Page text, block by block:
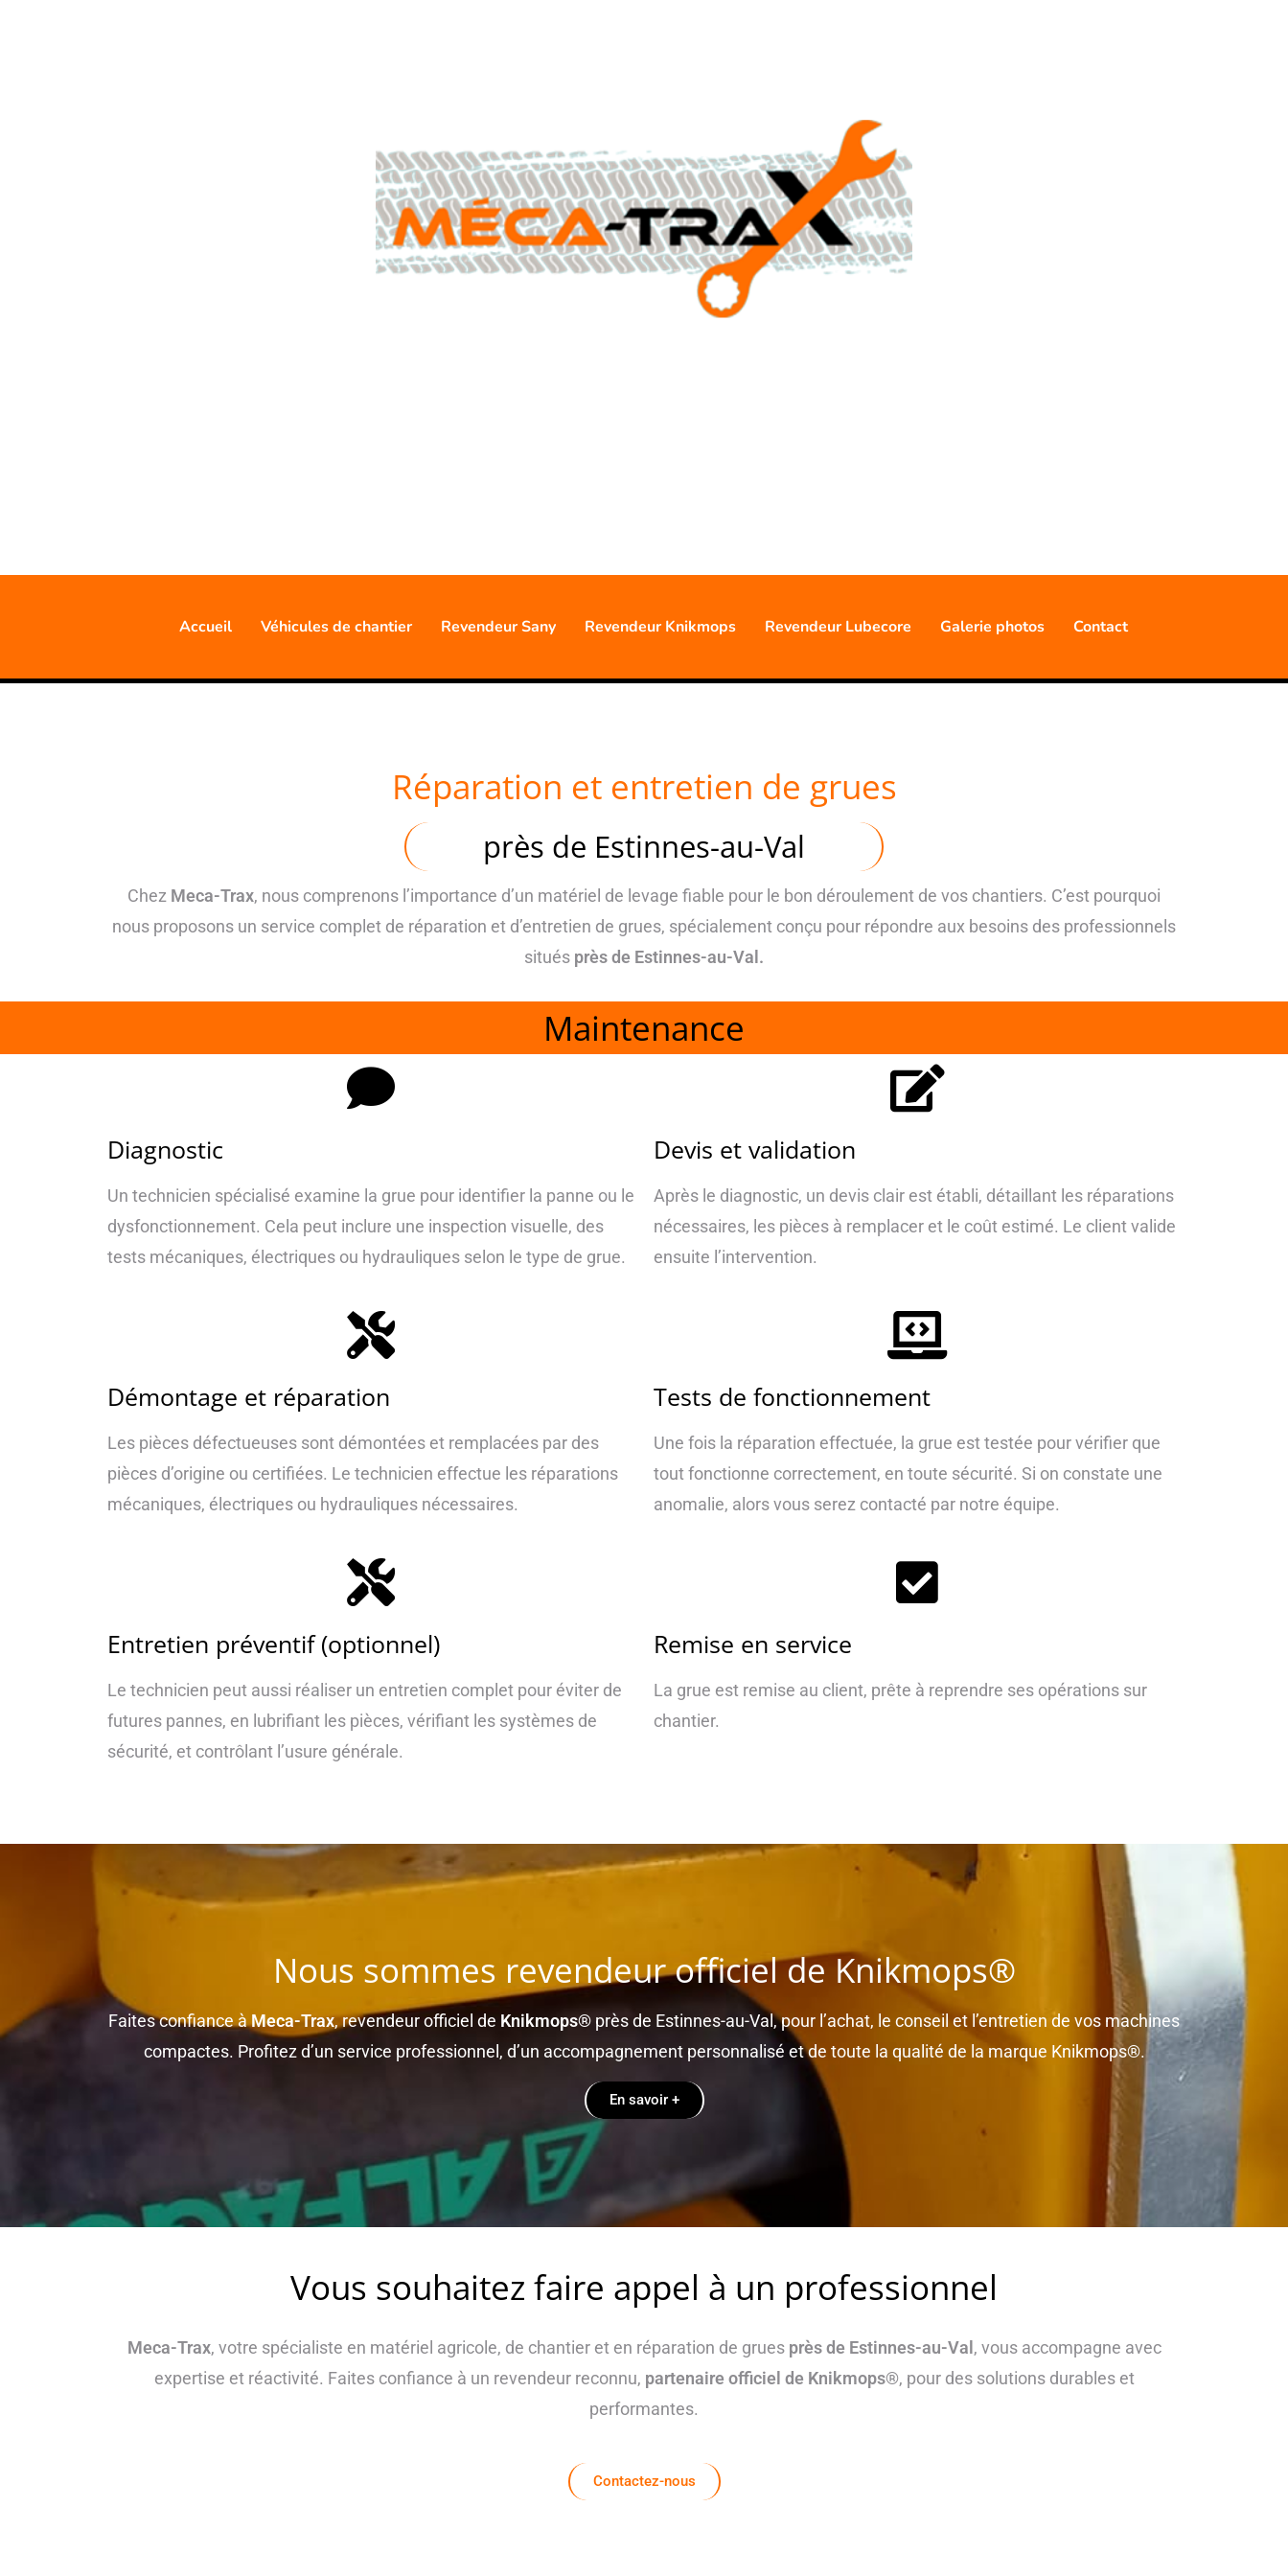
Accueil Véhicules de chantier Revendeur Sany Revendeur Knikmops Revendeur Lubecore Galerie photos Contact
Réparation et entretien de grues
près de Estinnes-au-Val
Chez Meca-Trax, nous comprenons l’importance d’un matériel de levage fiable pour le bon déroulement de vos chantiers. C’est pourquoi
nous proposons un service complet de réparation et d’entretien de grues, spécialement conçu pour répondre aux besoins des professionnels
situés près de Estinnes-au-Val.
Maintenance
Diagnostic
Un technicien spécialisé examine la grue pour identifier la panne ou le
dysfonctionnement. Cela peut inclure une inspection visuelle, des
tests mécaniques, électriques ou hydrauliques selon le type de grue.
Devis et validation
Après le diagnostic, un devis clair est établi, détaillant les réparations
nécessaires, les pièces à remplacer et le coût estimé. Le client valide
ensuite l’intervention.
Démontage et réparation
Les pièces défectueuses sont démontées et remplacées par des
pièces d’origine ou certifiées. Le technicien effectue les réparations
mécaniques, électriques ou hydrauliques nécessaires.
Tests de fonctionnement
Une fois la réparation effectuée, la grue est testée pour vérifier que
tout fonctionne correctement, en toute sécurité. Si on constate une
anomalie, alors vous serez contacté par notre équipe.
Entretien préventif (optionnel)
Le technicien peut aussi réaliser un entretien complet pour éviter de
futures pannes, en lubrifiant les pièces, vérifiant les systèmes de
sécurité, et contrôlant l’usure générale.
Remise en service
La grue est remise au client, prête à reprendre ses opérations sur
chantier.
Nous sommes revendeur officiel de Knikmops®
Faites confiance àMeca-Trax, revendeur officiel de Knikmops® près de Estinnes-au-Val, pour l’achat, le conseil et l’entretien de vos machines
compactes. Profitez d’un service professionnel, d’un accompagnement personnalisé et de toute la qualité de la marque Knikmops®.
En savoir +
Vous souhaitez faire appel à un professionnel
Meca-Trax, votre spécialiste en matériel agricole, de chantier et en réparation de grues près de Estinnes-au-Val , vous accompagne avec
expertise et réactivité. Faites confiance à un revendeur reconnu, partenaire officiel de Knikmops®, pour des solutions durables et
performantes.
Contactez-nous